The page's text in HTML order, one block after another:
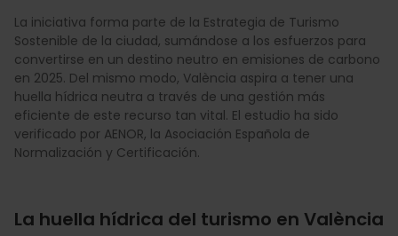
La iniciativa forma parte de la Estrategia de Turismo
Sostenible de la ciudad, sumándose a los esfuerzos para
convertirse en un destino neutro en emisiones de carbono
en 2025. Del mismo modo, València aspira a tener una
huella hídrica neutra a través de una gestión más
eficiente de este recurso tan vital. El estudio ha sido
verificado por AENOR, la Asociación Española de
Normalización y Certificación.
La huella hídrica del turismo en València